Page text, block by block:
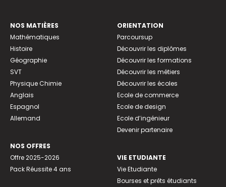
NOS MATIÈRES
Mathématiques
Histoire
Géographie
SVT
Physique Chimie
Anglais
Espagnol
Allemand
NOS OFFRES
Offre 2025-2026
Pack Réussite 4 ans
ORIENTATION
Parcoursup
Découvrir les diplômes
Découvrir les formations
Découvrir les métiers
Découvrir les écoles
Ecole de commerce
Ecole de design
Ecole d’ingénieur
Devenir partenaire
VIE ETUDIANTE
Vie Etudiante
Bourses et prêts étudiants